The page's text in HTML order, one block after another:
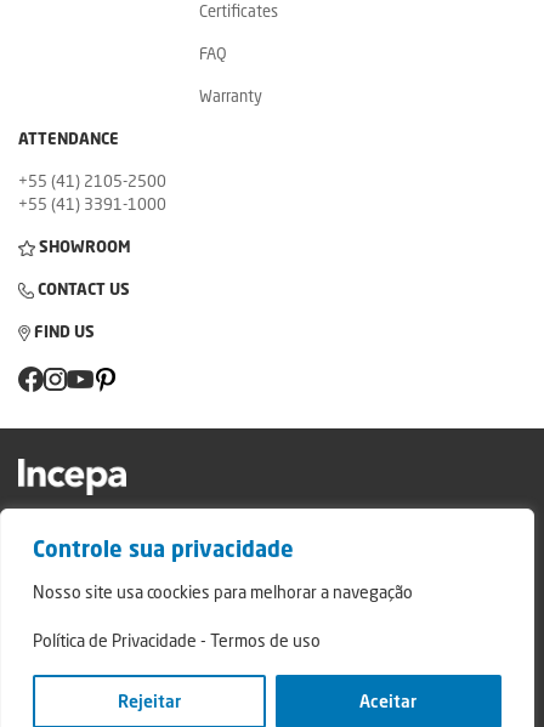
Controle sua privacidade
Nosso site usa coockies para melhorar a navegação
Política de Privacidade - Termos de uso
Rejeitar Aceitar
Certificates
FAQ
Warranty
ATTENDANCE
+55 (41) 2105-2500
+55 (41) 3391-1000
SHOWROOM
CONTACT US
FIND US
Code: 83.607-240
Relatório de Transparência Campo Largo
© 2024 - Incepa Ceramic Coatings, all rights reserved. Developed by Nerdweb.